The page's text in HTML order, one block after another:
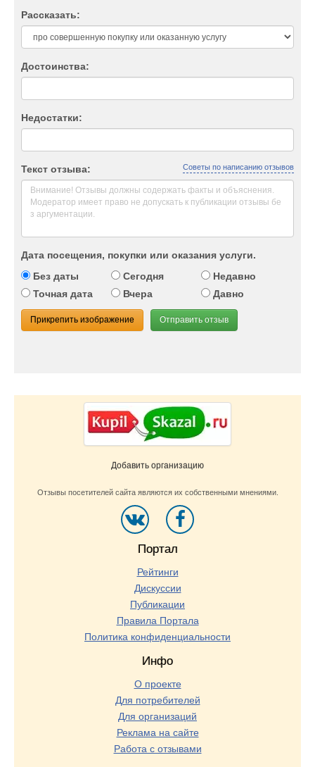
Рассказать:
Достоинства:
Недостатки:
Текст отзыва: Советы по написанию отзывов
Дата посещения, покупки или оказания услуги.
Без даты
Сегодня
Недавно
Точная дата
Вчера Давно
Прикрепить изображение Отправить отзыв
Добавить организацию
Отзывы посетителей сайта являются их собственными мнениями.
Портал
Рейтинги
Дискуссии
Публикации
Правила Портала
Политика конфиденциальности
Инфо
О проекте
Для потребителей
Для организаций
Реклама на сайте
Работа с отзывами